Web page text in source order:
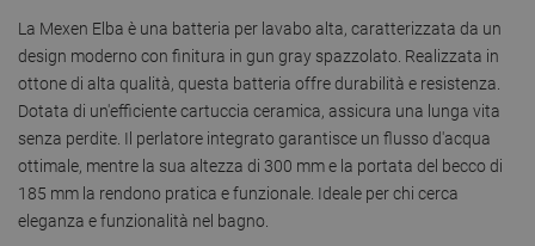
La Mexen Elba è una batteria per lavabo alta, caratterizzata da un
design moderno con finitura in gun gray spazzolato. Realizzata in
ottone di alta qualità, questa batteria offre durabilità e resistenza.
Dotata di un'efficiente cartuccia ceramica, assicura una lunga vita
senza perdite. Il perlatore integrato garantisce un flusso d'acqua
ottimale, mentre la sua altezza di 300 mm e la portata del becco di
185 mm la rendono pratica e funzionale. Ideale per chi cerca
eleganza e funzionalità nel bagno.